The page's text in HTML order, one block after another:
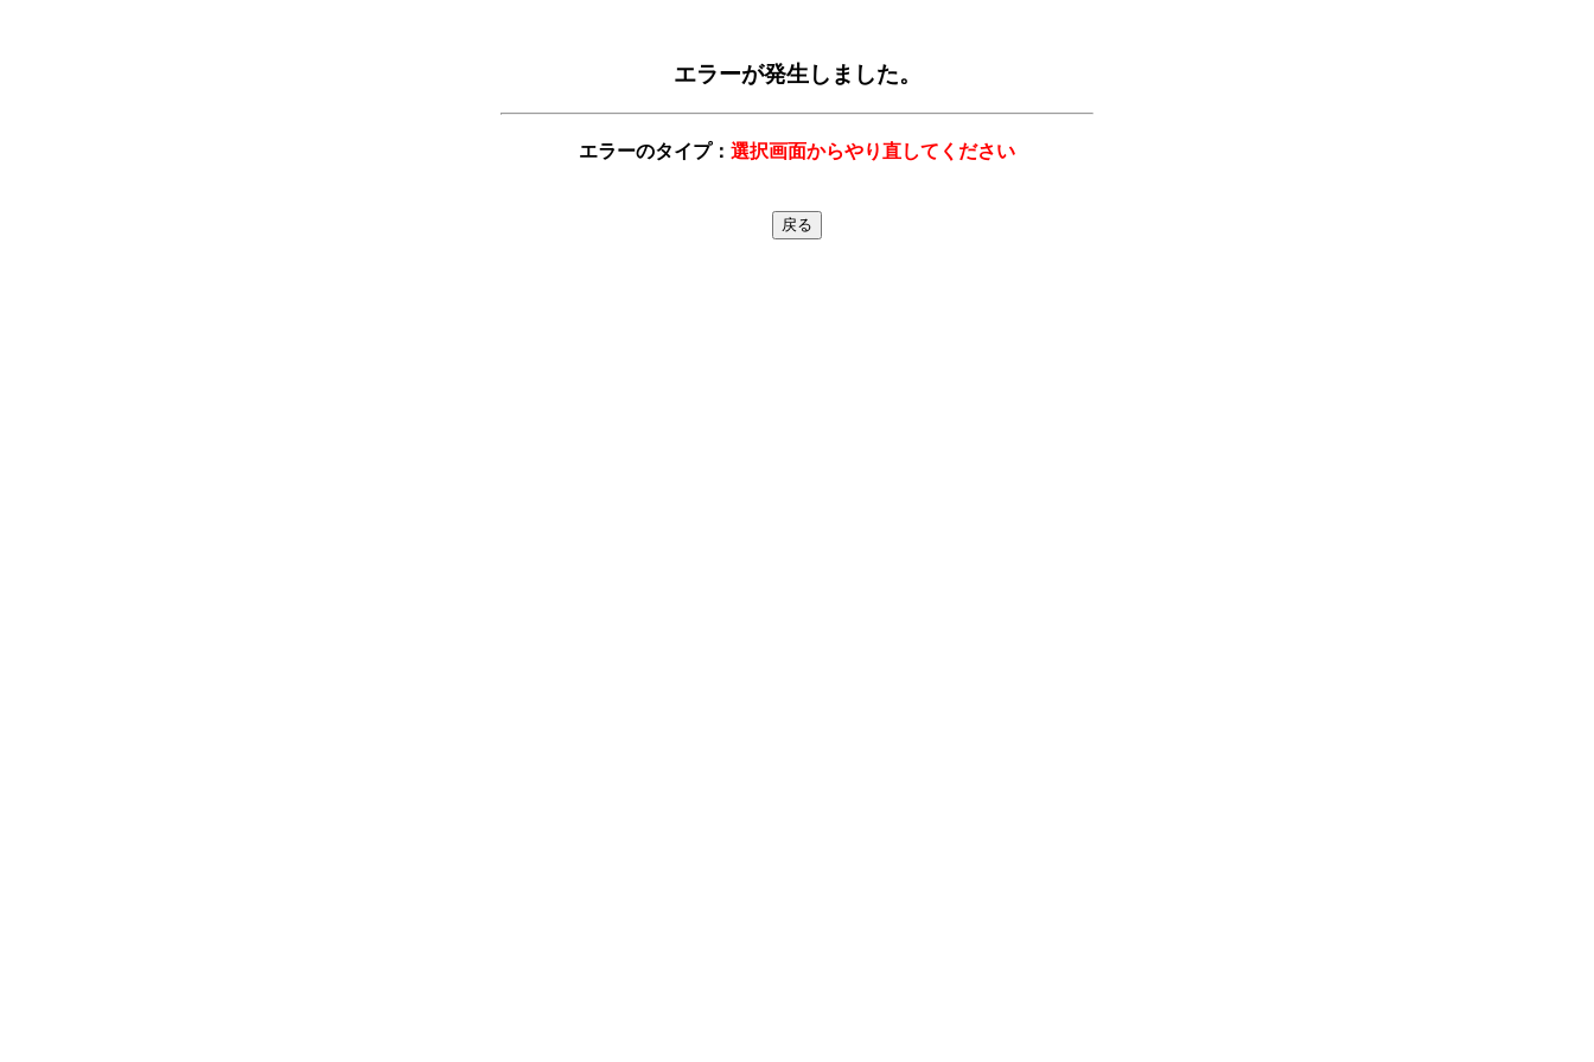
エラーが発生しました。
エラーのタイプ： 選択画面からやり直してください